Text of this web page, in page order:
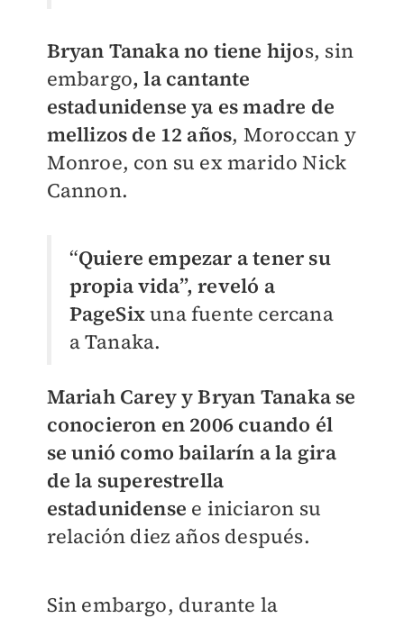
Bryan Tanaka no tiene hijos, sin
embargo, la cantante
estadunidense ya es madre de
mellizos de 12 años, Moroccan y
Monroe, con su ex marido Nick
Cannon.
“Quiere empezar a tener su
propia vida”, reveló a
PageSixuna fuente cercana
a Tanaka.
Mariah Carey y Bryan Tanaka se
conocieron en 2006 cuando él
se unió como bailarín a la gira
de la superestrella
estadunidense e iniciaron su
relación diez años después.
Sin embargo, durante la